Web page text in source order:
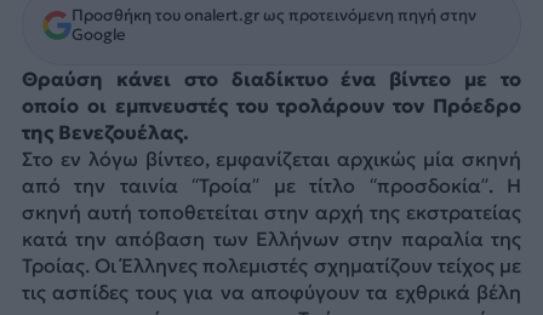
Προσθήκη του onalert.gr ως προτεινόμενη πηγή στην
Google
Θραύση κάνει στο διαδίκτυο ένα βίντεο με το
οποίο οι εμπνευστές του τρολάρουν τον Πρόεδρο
της Βενεζουέλας.
Στο εν λόγω βίντεο, εμφανίζεται αρχικώς μία σκηνή
από την ταινία “Τροία” με τίτλο “προσδοκία”. Η
σκηνή αυτή τοποθετείται στην αρχή της εκστρατείας
κατά την απόβαση των Ελλήνων στην παραλία της
Τροίας. Οι Έλληνες πολεμιστές σχηματίζουν τείχος με
τις ασπίδες τους για να αποφύγουν τα εχθρικά βέλη